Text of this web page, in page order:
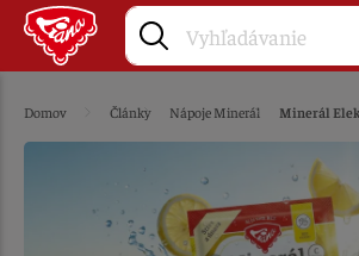
Domov Články Nápoje Minerál Minerál